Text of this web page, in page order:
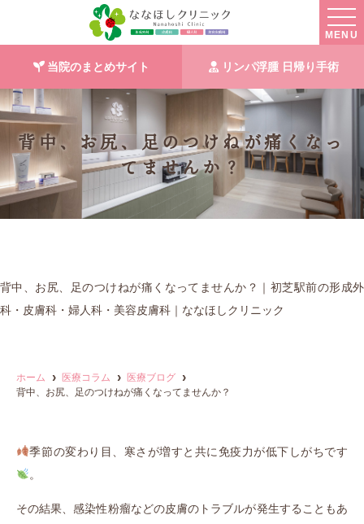
MENU
当院のまとめサイト リンパ浮腫 日帰り手術
背中、お尻、足のつけねが痛くなっ
てませんか？
背中、お尻、足のつけねが痛くなってませんか？｜初芝駅前の形成外
科・皮膚科・婦人科・美容皮膚科｜ななほしクリニック
ホーム 医療コラム
医療ブログ
背中、お尻、足のつけねが痛くなってませんか？
季節の変わり目、寒さが増すと共に免疫力が低下しがちです
。
その結果、感染性粉瘤などの皮膚のトラブルが発生することもあ